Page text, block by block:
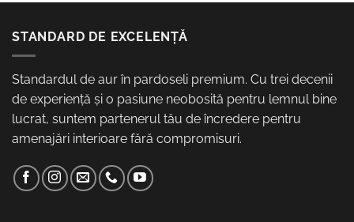
STANDARD DE EXCELENȚĂ
Standardul de aur în pardoseli premium. Cu trei decenii
de experiență și o pasiune neobosită pentru lemnul bine
lucrat, suntem partenerul tău de încredere pentru
amenajări interioare fără compromisuri.